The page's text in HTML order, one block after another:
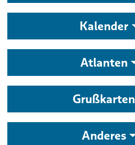
Kalender
Atlanten
Grußkarten
Anderes